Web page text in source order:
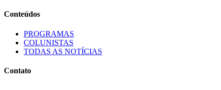
Conteúdos
PROGRAMAS
COLUNISTAS
TODAS AS NOTÍCIAS
Contato